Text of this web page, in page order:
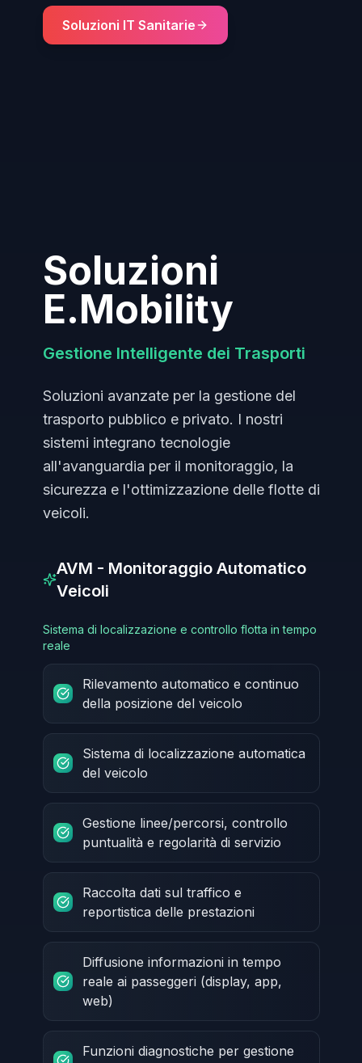
Soluzioni IT Sanitarie
Soluzioni
E.Mobility
Gestione Intelligente dei Trasporti
Soluzioni avanzate per la gestione del
trasporto pubblico e privato. I nostri
sistemi integrano tecnologie
all'avanguardia per il monitoraggio, la
sicurezza e l'ottimizzazione delle flotte di
veicoli.
AVM - Monitoraggio Automatico
Veicoli
Sistema di localizzazione e controllo flotta in tempo
reale
Rilevamento automatico e continuo
della posizione del veicolo
Sistema di localizzazione automatica
del veicolo
Gestione linee/percorsi, controllo
puntualità e regolarità di servizio
Raccolta dati sul traffico e
reportistica delle prestazioni
Diffusione informazioni in tempo
reale ai passeggeri (display, app,
web)
Funzioni diagnostiche per gestione